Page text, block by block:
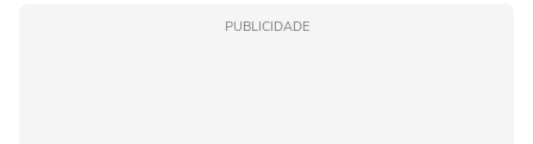
PUBLICIDADE